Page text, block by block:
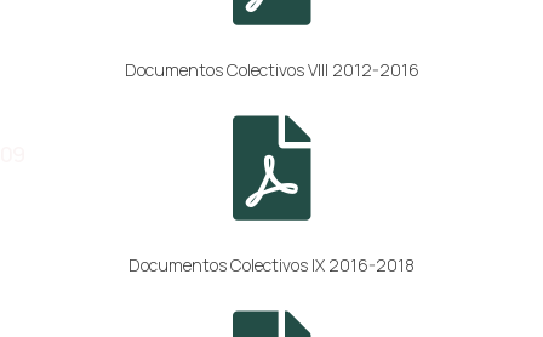
Documentos Colectivos VIII 2012-2016
Documentos Colectivos IX 2016-2018